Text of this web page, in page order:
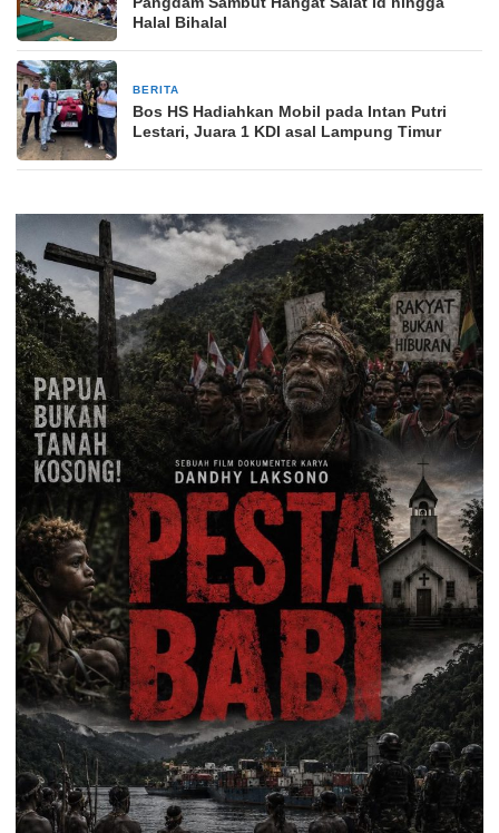
Halal Bihalal
BERITA
Bos HS Hadiahkan Mobil pada Intan Putri
Lestari, Juara 1 KDI asal Lampung Timur